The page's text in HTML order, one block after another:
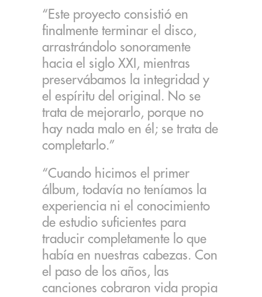
“Este proyecto consistió en
finalmente terminar el disco,
arrastrándolo sonoramente
hacia el siglo XXI, mientras
preservábamos la integridad y
el espíritu del original. No se
trata de mejorarlo, porque no
hay nada malo en él; se trata de
completarlo.”
“Cuando hicimos el primer
álbum, todavía no teníamos la
experiencia ni el conocimiento
de estudio suficientes para
traducir completamente lo que
había en nuestras cabezas. Con
el paso de los años, las
canciones cobraron vida propia